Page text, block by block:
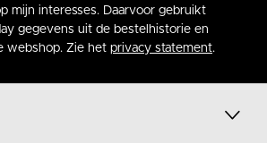
mijn interesses. Daarvoor gebruikt
gegevens uit de bestelhistorie en
webshop. Zie het privacy statement.